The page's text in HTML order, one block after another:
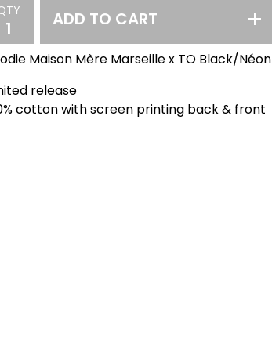
ADD TO CART
Maison Mère Marseille x TO Black/Néon
release
cotton with screen printing back & front